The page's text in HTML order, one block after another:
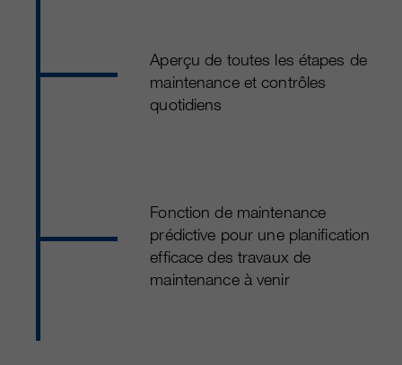
Aperçu de toutes les étapes de
maintenance et contrôles
quotidiens
Fonction de maintenance
prédictive pour une planification
efficace des travaux de
maintenance à venir